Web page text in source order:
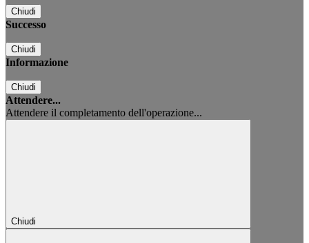
Chiudi
Successo
Chiudi
Informazione
Chiudi
Attendere...
Attendere il completamento dell'operazione...
Chiudi